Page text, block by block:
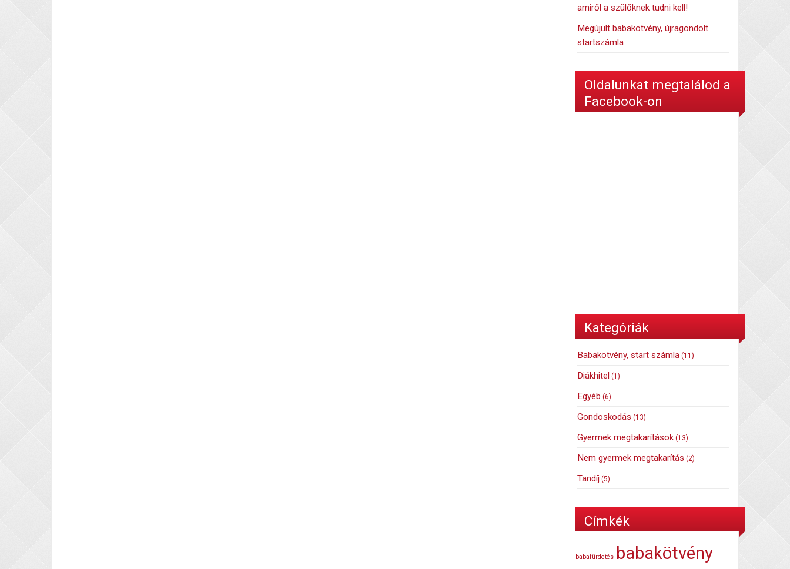
amiről a szülőknek tudni kell!
Megújult babakötvény, újragondolt
startszámla
Oldalunkat megtalálod a
Facebook-on
Kategóriák
Babakötvény, start számla (11)
Diákhitel (1)
Egyéb (6)
Gondoskodás (13)
Gyermek megtakarítások (13)
Nem gyermek megtakarítás (2)
Tandíj (5)
Címkék
babafürdetés babakötvény